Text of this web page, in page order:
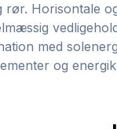
Horisontale
med
og